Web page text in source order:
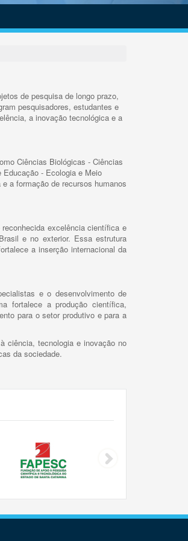
de pesquisa de longo prazo,
pesquisadores, estudantes e
a inovação tecnológica e a
Ciências Biológicas - Ciências
- Ecologia e Meio
a formação de recursos humanos
excelência científica e
e no exterior. Essa estrutura
a inserção internacional da
e o desenvolvimento de
fortalece a produção científica,
para o setor produtivo e para a
ciência, tecnologia e inovação no
da sociedade.